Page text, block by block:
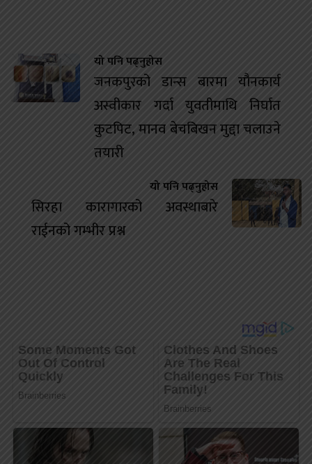
यो पनि पढ्नुहोस
जनकपुरको डान्स बारमा यौनकार्य
अस्वीकार गर्दा युवतीमाथि निर्घात
कुटपिट, मानव बेचबिखन मुद्दा चलाउने
तयारी
यो पनि पढ्नुहोस
सिरहा कारागारको अवस्थाबारे
राईनको गम्भीर प्रश्न